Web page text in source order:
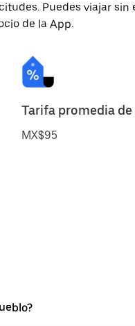
Puedes viajar sin
de la App.
Tarifa promedia
MX$95